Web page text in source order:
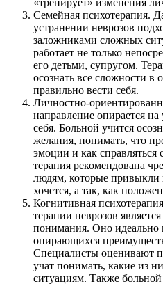
«тренирует» изменения
Семейная психотерапия.
устранении неврозов
заложниками сложных
работает не только
его детьми, супругом.
осознать все сложности в
правильно вести себя.
Личностно-
направление опирается
себя. Больной учится
желания, понимать, что
эмоции и как
терапия рекомендована
людям, которые привыкли
хочется, а так, как
Когнитивная
терапии неврозов
понимания. Оно идеально
опирающихся
Специалисты оценивают
учат понимать, какие из
ситуациям. Также